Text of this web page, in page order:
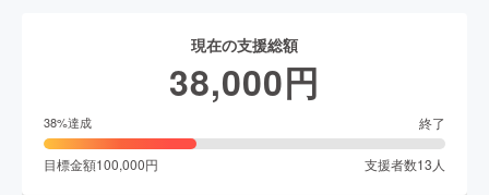
現在の支援総額
38,000円
38%達成 終了
目標金額100,000円 支援者数13 人